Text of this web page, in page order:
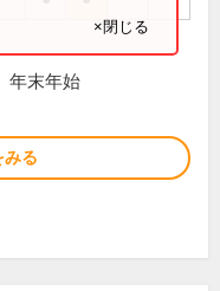
×閉じる
年末年始
みる